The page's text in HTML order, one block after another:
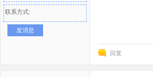
联系方式:
发消息
回复